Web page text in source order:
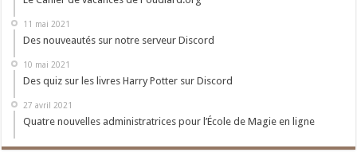
11 mai 2021
Des nouveautés sur notre serveur Discord
10 mai 2021
Des quiz sur les livres Harry Potter sur Discord
27 avril 2021
Quatre nouvelles administratrices pour l’École de Magie en ligne